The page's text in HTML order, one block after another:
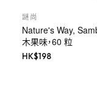
謎尚
Nature's Way,
木果味，60 粒
HK$198